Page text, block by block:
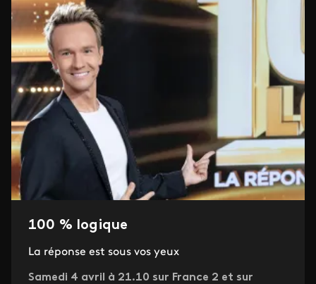
100 % logique
La réponse est sous vos yeux
Samedi 4 avril à 21.10 sur France 2 et sur